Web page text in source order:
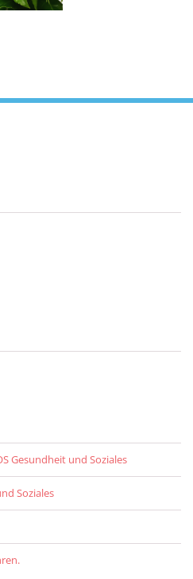
Gesundheit und Soziales
Soziales